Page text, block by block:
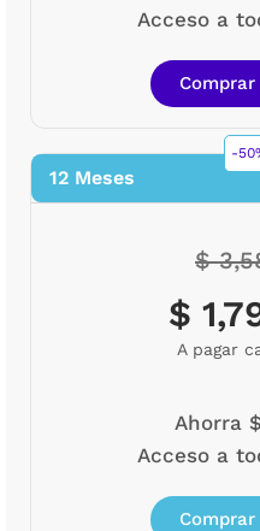
Acceso a
-
12 Meses
$
$
A pagar
Ahorra
Acceso a